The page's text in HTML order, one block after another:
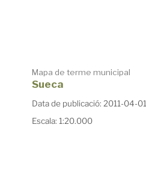
Mapa de terme municipal
Sueca
Data de publicació: 2011-04-01
Escala: 1:20.000